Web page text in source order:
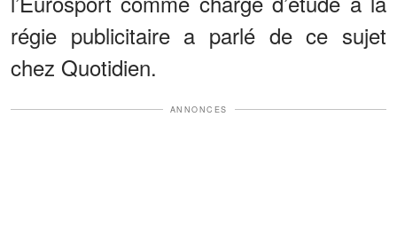
régie publicitaire a parlé de ce sujet
chez Quotidien.
ANNONCES